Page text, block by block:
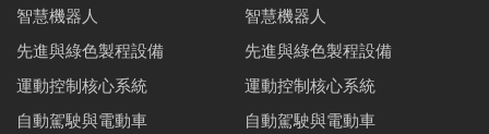
智慧機器人
先進與綠色製程設備
運動控制核心系統
自動駕駛與電動車
智慧機器人
先進與綠色製程設備
運動控制核心系統
自動駕駛與電動車